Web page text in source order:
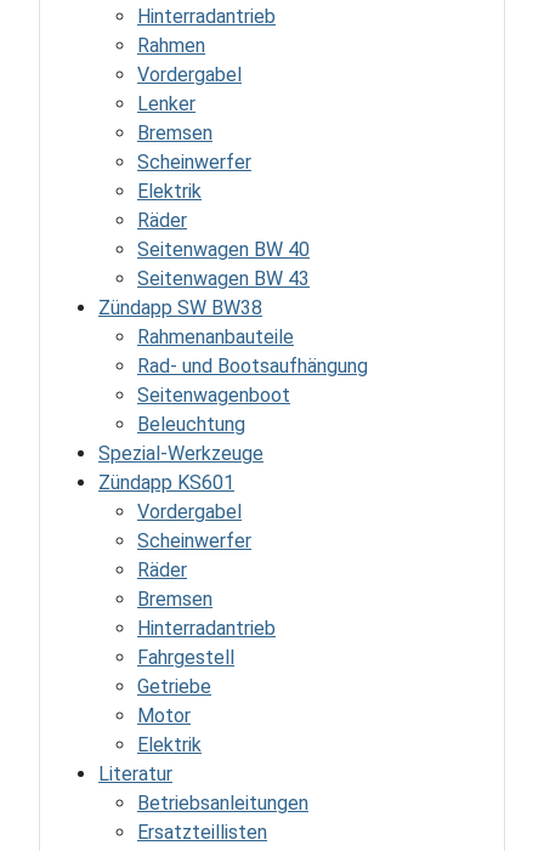
Hinterradantrieb
Rahmen
Vordergabel
Lenker
Bremsen
Scheinwerfer
Elektrik
Räder
Seitenwagen BW 40
Seitenwagen BW 43
Zündapp SW BW38
Rahmenanbauteile
Rad- und Bootsaufhängung
Seitenwagenboot
Beleuchtung
Spezial-Werkzeuge
Zündapp KS601
Vordergabel
Scheinwerfer
Räder
Bremsen
Hinterradantrieb
Fahrgestell
Getriebe
Motor
Elektrik
Literatur
Betriebsanleitungen
Ersatzteillisten